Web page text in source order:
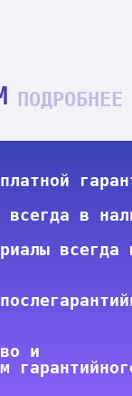
ПОДРОБНЕЕ
всегда в
всегда
и